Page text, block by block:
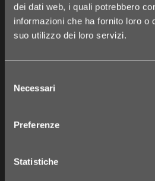
dei dati web, i quali potrebbero
informazioni che ha fornito loro o
suo utilizzo dei loro servizi.
delNecessari
Preferenze
StatisticheChi siamo